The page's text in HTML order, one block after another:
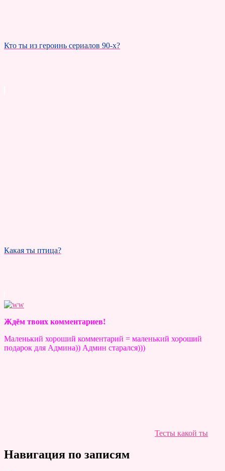
Кто ты из героинь сериалов 90-х?
Какая ты птица?
Ждём твоих комментариев!
Маленький хороший комментарий = маленький хороший
подарок для Админа)) Админ старался)))
Тесты какой ты
Навигация по записям